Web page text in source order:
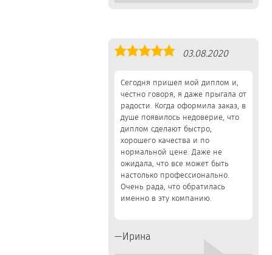
Оценка
03.08.2020
Сегодня пришел мой диплом и,
честно говоря, я даже прыгала от
радости. Когда оформила заказ, в
душе появилось недоверие, что
диплом сделают быстро,
хорошего качества и по
нормальной цене. Даже не
ожидала, что все может быть
настолько профессионально.
Очень рада, что обратилась
именно в эту компанию.
Ирина